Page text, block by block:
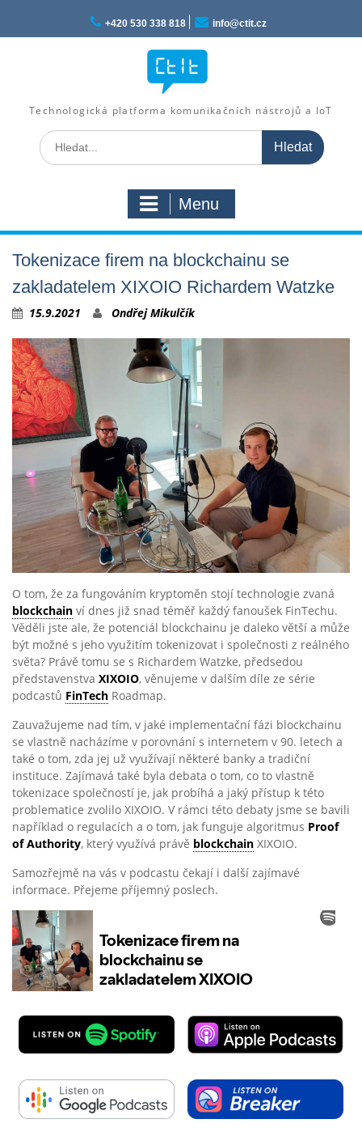
content
+420 530 338 818 info@ctit.cz
Technologická platforma komunikačních nástrojů a IoT
Search
for:
Menu
Tokenizace firem na blockchainu se
zakladatelem XIXOIO Richardem Watzke
15.9.2021 Ondřej Mikulčík
O tom, že za fungováním kryptoměn stojí technologie zvaná
blockchain ví dnes již snad téměř každý fanoušek FinTechu.
Věděli jste ale, že potenciál blockchainu je daleko větší a může
být možné s jeho využitím tokenizovat i společnosti z reálného
světa? Právě tomu se s Richardem Watzke, předsedou
představenstva XIXOIO, věnujeme v dalším díle ze série
podcastů FinTech Roadmap.
Zauvažujeme nad tím, v jaké implementační fázi blockchainu
se vlastně nacházíme v porovnání s internetem v 90. letech a
také o tom, zda jej už využívají některé banky a tradiční
instituce. Zajímavá také byla debata o tom, co to vlastně
tokenizace společností je, jak probíhá a jaký přístup k této
problematice zvolilo XIXOIO. V rámci této debaty jsme se bavili
například o regulacích a o tom, jak funguje algoritmus Proof
of Authority, který využívá právě blockchain XIXOIO.
Samozřejmě na vás v podcastu čekají i další zajímavé
informace. Přejeme příjemný poslech.